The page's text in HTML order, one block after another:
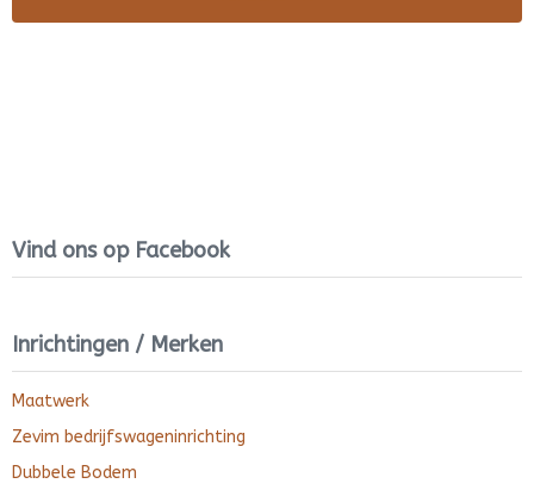
Vind ons op Facebook
Inrichtingen / Merken
Maatwerk
Zevim bedrijfswageninrichting
Dubbele Bodem